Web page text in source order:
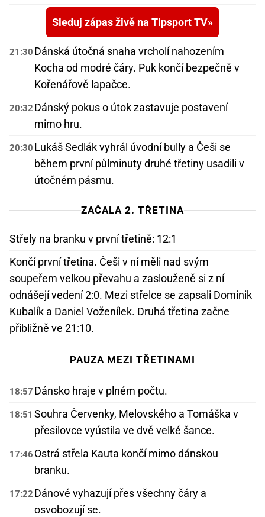
Sleduj zápas živě na Tipsport TV
21:30 Dánská útočná snaha vrcholí nahozením
Kocha od modré čáry. Puk končí bezpečně v
Kořenářově lapačce.
20:32 Dánský pokus o útok zastavuje postavení
mimo hru.
20:30 Lukáš Sedlák vyhrál úvodní bully a Češi se
během první půlminuty druhé třetiny usadili v
útočném pásmu.
ZAČALA 2. TŘETINA
Střely na branku v první třetině: 12:1
Končí první třetina. Češi v ní měli nad svým
soupeřem velkou převahu a zaslouženě si z ní
odnášejí vedení 2:0. Mezi střelce se zapsali Dominik
Kubalík a Daniel Voženílek. Druhá třetina začne
přibližně ve 21:10.
PAUZA MEZI TŘETINAMI
18:57 Dánsko hraje v plném počtu.
18:51 Souhra Červenky, Melovského a Tomáška v
přesilovce vyústila ve dvě velké šance.
17:46 Ostrá střela Kauta končí mimo dánskou
branku.
17:22 Dánové vyhazují přes všechny čáry a
osvobozují se.